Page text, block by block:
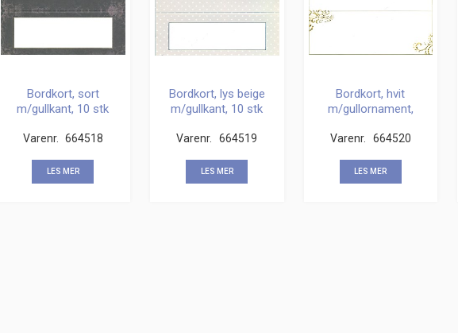
Bordkort, sort
m/gullkant, 10 stk
Varenr. 664518
LES MER
Bordkort, lys beige
m/gullkant, 10 stk
Varenr. 664519
LES MER
Bordkort, hvit
m/gullornament,
Varenr. 664520
LES MER